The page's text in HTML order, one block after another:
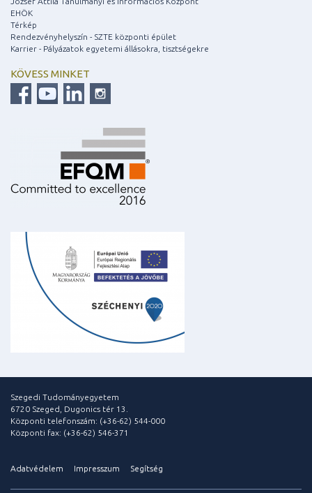
EHÖK
Térkép
Rendezvényhelyszín - SZTE központi épület
Karrier - Pályázatok egyetemi állásokra, tisztségekre
KÖVESS MINKET
Szegedi Tudományegyetem
6720 Szeged, Dugonics tér 13.
Központi telefonszám: (+36-62) 544-000
Központi fax: (+36-62) 546-371
Adatvédelem Impresszum Segítség